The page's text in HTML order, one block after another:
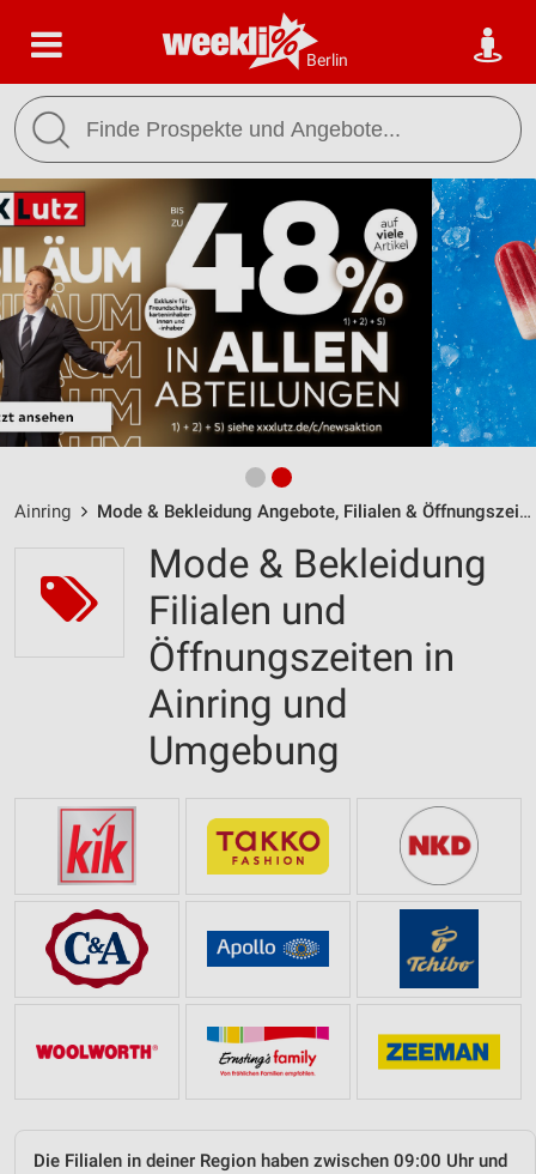
Berlin
Ainring Mode & Bekleidung Angebote, Filialen & Öffnungszeiten
Mode & Bekleidung
Filialen und
Öffnungszeiten in
Ainring und
Umgebung
Die Filialen in deiner Region haben zwischen 09:00 Uhr und